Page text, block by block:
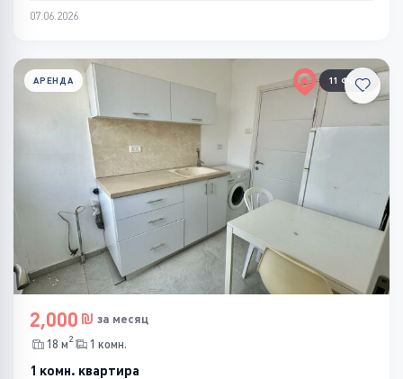
07.06.2026
11 ФОТО
АРЕНДА
2,000
за месяц
18 м2 1 комн.
1 комн. квартира